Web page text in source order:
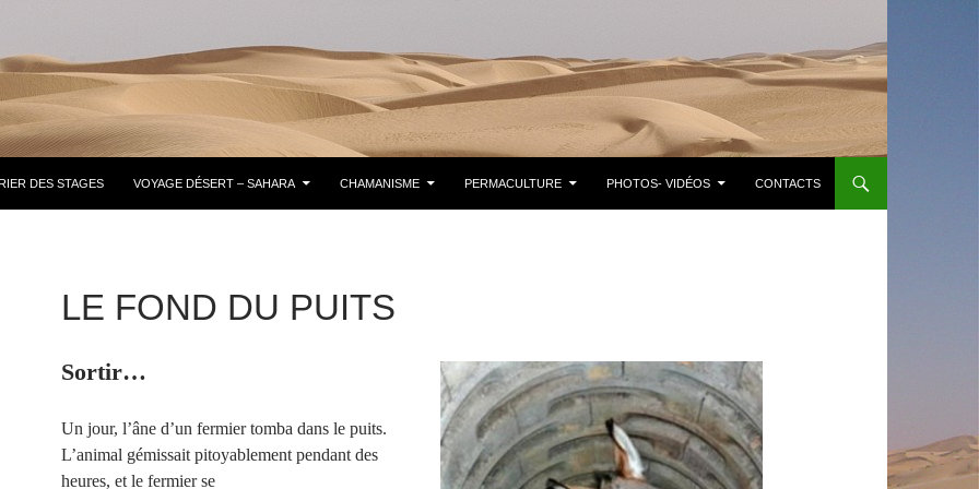
DES STAGES VOYAGE DÉSERT – SAHARA CHAMANISME PERMACULTURE PHOTOS- VIDÉOS CONTACTS
LE FOND DU PUITS
Sortir…
Un jour, l’âne d’un fermier tomba dans le puits.
L’animal gémissait pitoyablement pendant des
heures, et le fermier se